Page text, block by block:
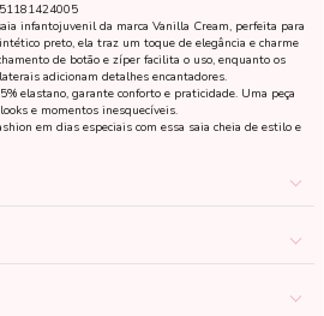
51181424005
infantojuvenil da marca Vanilla Cream, perfeita para
preto, ela traz um toque de elegância e charme
de botão e zíper facilita o uso, enquanto os
adicionam detalhes encantadores.
elastano, garante conforto e praticidade. Uma peça
e momentos inesquecíveis.
em dias especiais com essa saia cheia de estilo e